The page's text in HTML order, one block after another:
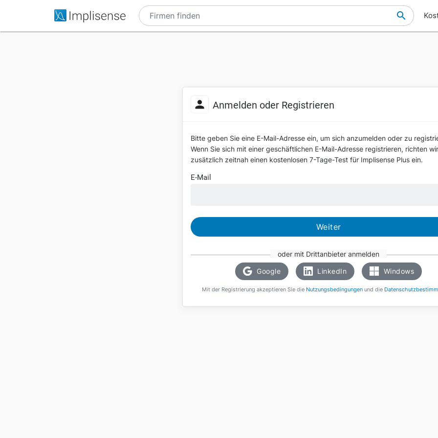
Anmelden oder Registrieren
Bitte geben Sie eine E-Mail-Adresse ein, um sich anzumelden oder zu
Wenn Sie sich mit einer geschäftlichen E-Mail-Adresse registrieren, richten
zusätzlich zeitnah einen kostenlosen 7-Tage-Test für Implisense Plus ein.
E-Mail
Weiter
oder mit Drittanbieter anmelden
Google LinkedIn Windows
Mit der Registrierung akzeptieren Sie die Nutzungsbedingungen und die